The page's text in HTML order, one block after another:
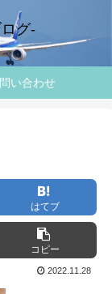
グ-
い合わせ
はてブ
コピー
2022.11.28